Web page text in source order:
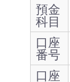
預金
科目
口座
番号
口座